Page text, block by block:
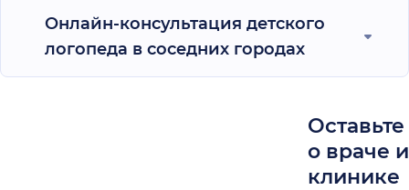
Онлайн-консультация детского
логопеда в соседних городах
о враче
клинике